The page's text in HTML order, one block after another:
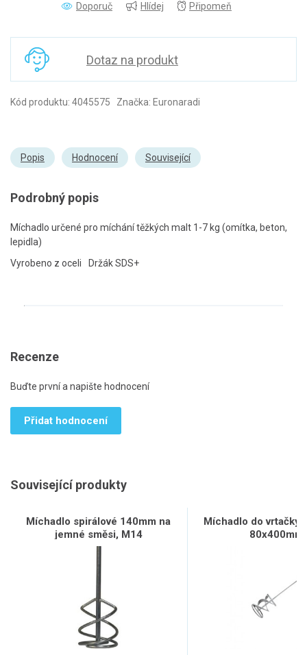
Doporuč
Hlídej Připomeň
Dotaz na produkt
Kód produktu: 4045575 Značka: Euronaradi
Popis Hodnocení Související
Podrobný popis
Míchadlo určené pro míchání těžkých malt 1-7 kg (omítka, beton,
lepidla)
Vyrobeno z oceli
Držák SDS+
Recenze
Buďte první a napište hodnocení
Přidat hodnocení
Související produkty
Míchadlo spirálové 140mm na
jemné směsi, M14
Míchadlo do vrtačky
80x400mm